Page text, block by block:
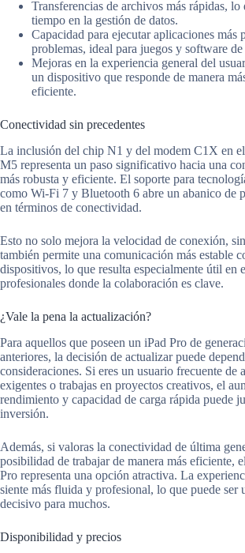
Transferencias de archivos más rápidas, lo
tiempo en la gestión de datos.
Capacidad para ejecutar aplicaciones más
problemas, ideal para juegos y software
Mejoras en la experiencia general del
un dispositivo que responde de manera
eficiente.
Conectividad sin precedentes
La inclusión del chip N1 y del modem C1X en
M5 representa un paso significativo hacia una
más robusta y eficiente. El soporte para
como Wi-Fi 7 y Bluetooth 6 abre un abanico de
en términos de conectividad.
Esto no solo mejora la velocidad de conexión,
también permite una comunicación más estable
dispositivos, lo que resulta especialmente útil en
profesionales donde la colaboración es clave.
¿Vale la pena la actualización?
Para aquellos que poseen un iPad Pro de
anteriores, la decisión de actualizar puede
consideraciones. Si eres un usuario frecuente de
exigentes o trabajas en proyectos creativos, el
rendimiento y capacidad de carga rápida puede
inversión.
Además, si valoras la conectividad de última
posibilidad de trabajar de manera más eficiente,
Pro representa una opción atractiva. La
siente más fluida y profesional, lo que puede ser
decisivo para muchos.
Disponibilidad y precios